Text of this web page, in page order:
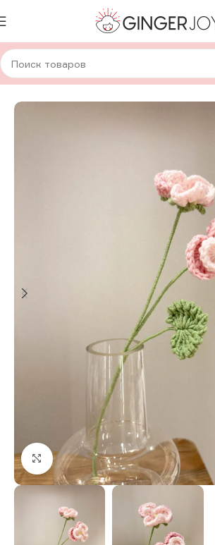
Главная Для дома и уюта Вязанные
Нажмите, чтобы увеличить